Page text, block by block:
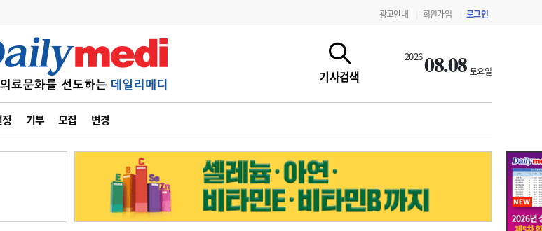
광고안내 회원가입 로그인
기사검색
202608.08 토요일
기부 모집 변경
6
관리급여 실시
지필공 지원책
수련환경 개선
의과대학 입시
~2026-08-31
채용시까지